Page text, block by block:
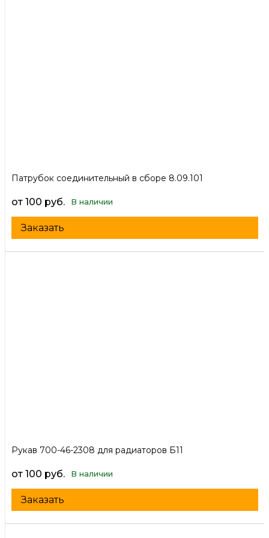
Патрубок соединительный в сборе 8.09.101
от 100 руб. В наличии
Заказать
Рукав 700-46-2308 для радиаторов Б11
от 100 руб. В наличии
Заказать